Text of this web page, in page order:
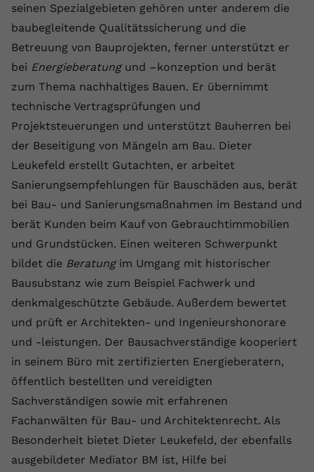
seinen Spezialgebieten gehören unter anderem die
baubegleitende Qualitätssicherung und die
Betreuung von Bauprojekten, ferner unterstützt er
bei Energieberatungund –konzeption und berät
zum Thema nachhaltiges Bauen. Er übernimmt
technische Vertragsprüfungen und
Projektsteuerungen und unterstützt Bauherren bei
der Beseitigung von Mängeln am Bau. Dieter
Leukefeld erstellt Gutachten, er arbeitet
Sanierungsempfehlungen für Bauschäden aus, berät
bei Bau- und Sanierungsmaßnahmen im Bestand und
berät Kunden beim Kauf von Gebrauchtimmobilien
und Grundstücken. Einen weiteren Schwerpunkt
bildet die Beratungim Umgang mit historischer
Bausubstanz wie zum Beispiel Fachwerk und
denkmalgeschützte Gebäude. Außerdem bewertet
und prüft er Architekten- und Ingenieurshonorare
und -leistungen. Der Bausachverständige kooperiert
in seinem Büro mit zertifizierten Energieberatern,
öffentlich bestellten und vereidigten
Sachverständigen sowie mit erfahrenen
Fachanwälten für Bau- und Architektenrecht. Als
Besonderheit bietet Dieter Leukefeld, der ebenfalls
ausgebildeter Mediator BM ist, Hilfe bei
Anbieter youtube.com
Zweck
Dieser von YouTube gesetzte Cookie
registriert eine eindeutige ID, um
Daten darüber zu speichern, welche
Videos von YouTube der Nutzer
gesehen hat.
Anbieter Youtube.com
Laufzeit Session
Zweck
Dieser von YouTube gesetzte Cookie
registriert eine eindeutige ID, um
Daten darüber zu speichern, welche
gesehen hat.
Anbieter Youtube.com
Laufzeit Session